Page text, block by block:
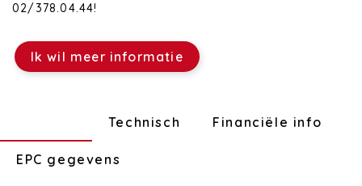
02/378.04.44!
Ik wil meer informatie
Technisch Financiële info
EPC gegevens